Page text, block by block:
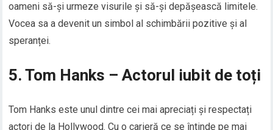
oameni să-și urmeze visurile și să-și depășească limitele.
Vocea sa a devenit un simbol al schimbării pozitive și al
speranței.
5. Tom Hanks – Actorul iubit de toți
Tom Hanks este unul dintre cei mai apreciați și respectați
actori de la Hollywood. Cu o carieră ce se întinde pe mai